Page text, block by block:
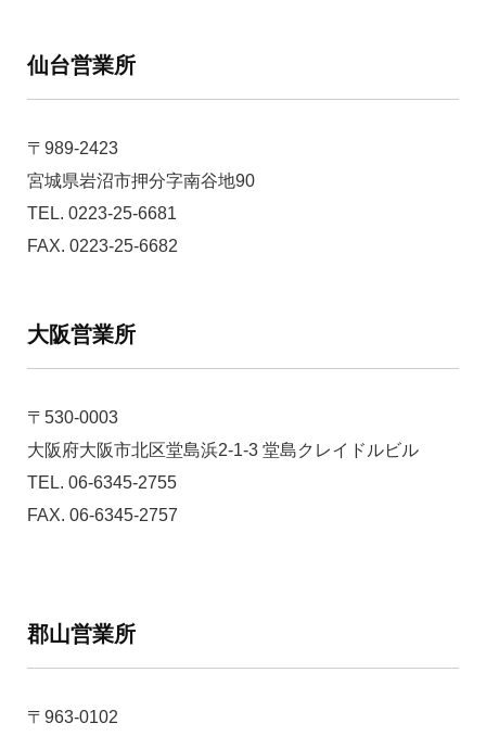
仙台営業所
〒989-2423
宮城県岩沼市押分字南谷地90
TEL. 0223-25-6681
FAX. 0223-25-6682
大阪営業所
〒530-0003
大阪府大阪市北区堂島浜2-1-3 堂島クレイドルビル
TEL. 06-6345-2755
FAX. 06-6345-2757
郡山営業所
〒963-0102